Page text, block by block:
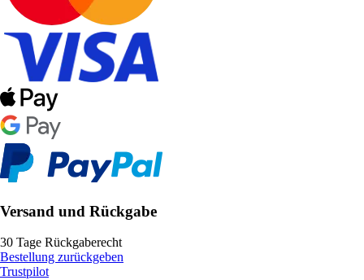
Versand und Rückgabe
30 Tage Rückgaberecht
Bestellung zurückgeben
Trustpilot